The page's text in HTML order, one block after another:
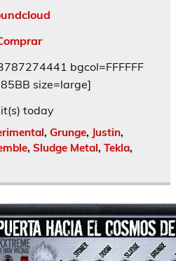
bgcol=FFFFFF
size=large]
today
, Grunge, Justin,
, Sludge Metal, Tekla,